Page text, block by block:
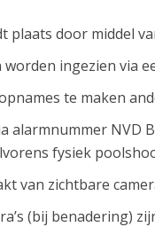
plaats door middel
ingezien via
te maken
alarmnummer NVD
fysiek
van zichtbare
(bij benadering)